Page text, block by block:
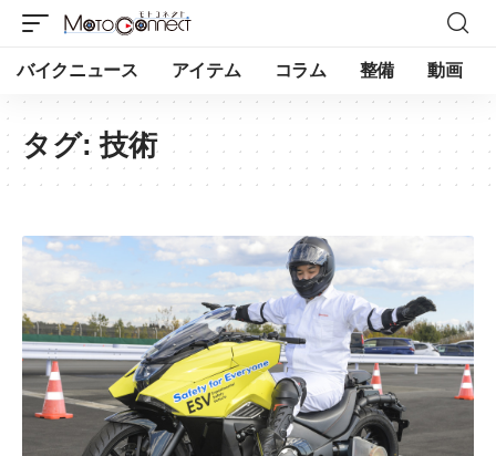
バイクニュース アイテム コラム 整備 動画
タグ:技術